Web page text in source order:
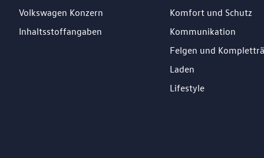
Volkswagen Konzern
Inhaltsstoffangaben
Komfort und Schutz
Kommunikation
Felgen und
Laden
Lifestyle